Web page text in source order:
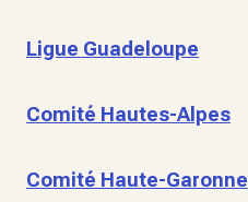
Ligue Guadeloupe
Comité Hautes-Alpes
Comité Haute-Garonne